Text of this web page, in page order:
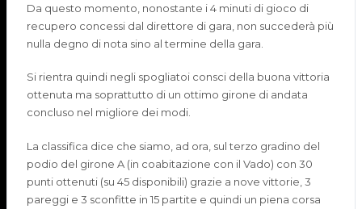
Da questo momento, nonostante i 4 minuti di gioco di
recupero concessi dal direttore di gara, non succederà più
nulla degno di nota sino al termine della gara.
Si rientra quindi negli spogliatoi consci della buona vittoria
ottenuta ma soprattutto di un ottimo girone di andata
concluso nel migliore dei modi.
La classifica dice che siamo, ad ora, sul terzo gradino del
podio del girone A (in coabitazione con il Vado) con 30
punti ottenuti (su 45 disponibili) grazie a nove vittorie, 3
pareggi e 3 sconfitte in 15 partite e quindi un piena corsa